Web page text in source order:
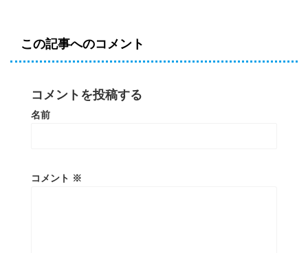
この記事へのコメント
コメントを投稿する
名前
コメント ※